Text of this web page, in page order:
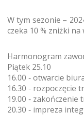
W tym sezonie –
czeka 10 % zniżki na
Harmonogram
Piątek 25.10
16.00 - otwarcie
16.30 - rozpoczęcie
19.00 - zakończenie
20.30 - impreza